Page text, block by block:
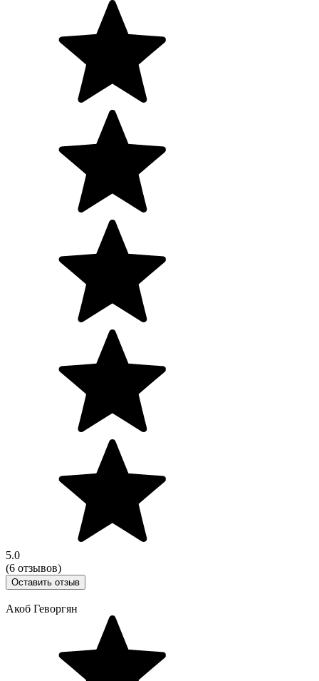
5.0
(6 отзывов)
Оставить отзыв
Акоб Геворгян